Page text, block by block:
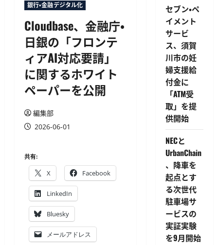
銀行・金融デジタル化
Cloudbase、金融庁・
日銀の「フロンテ
ィアAI対応要請」
に関するホワイト
ペーパーを公開
編集部
2026-06-01
共有:
X Facebook
LinkedIn
Bluesky
メールアドレス
セブン・ペ
イメント
サービ
ス、須賀
川市の妊
婦支援給
付金に
「ATM受
取」を提
供開始
NECと
UrbanChain
、降車を
起点とす
る次世代
駐車場サ
ービスの
実証実験
を9月開始